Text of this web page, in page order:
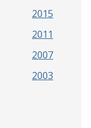
2015
2011
2007
2003